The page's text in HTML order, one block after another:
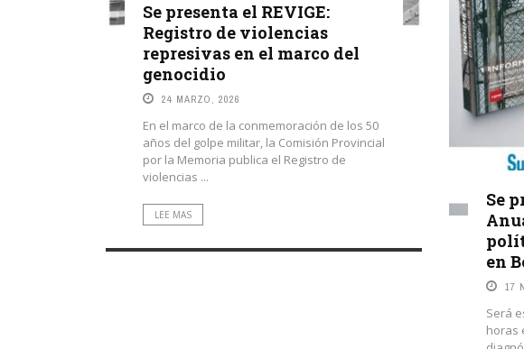
Se presenta el REVIGE:
Registro de violencias
represivas en el marco del
genocidio
24 MARZO, 2026
En el marco de la conmemoración de los 50
años del golpe militar, la Comisión Provincial
por la Memoria publica el Registro de
violencias ...
LEE MAS
Se
en
17
Será
horas